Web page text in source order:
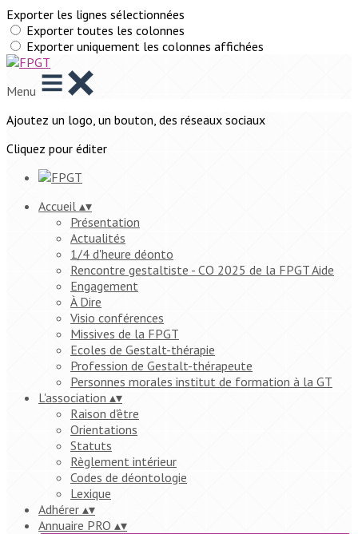
Exporter les lignes sélectionnées
Exporter toutes les colonnes
Exporter uniquement les colonnes affichées
Menu
Ajoutez un logo, un bouton, des réseaux sociaux
Cliquez pour éditer
Accueil ▴▾
Présentation
Actualités
1/4 d'heure déonto
Rencontre gestaltiste - CO 2025 de la FPGT Aide
Engagement
À Dire
Visio conférences
Missives de la FPGT
Ecoles de Gestalt-thérapie
Profession de Gestalt-thérapeute
Personnes morales institut de formation à la GT
L'association ▴▾
Raison d'être
Orientations
Statuts
Règlement intérieur
Codes de déontologie
Lexique
Adhérer ▴▾
Annuaire PRO ▴▾